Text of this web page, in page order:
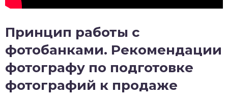
Принцип работы с
фотобанками. Рекомендации
фотографу по подготовке
фотографий к продаже